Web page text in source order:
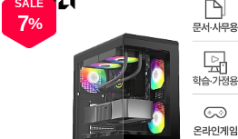
SALE
7%